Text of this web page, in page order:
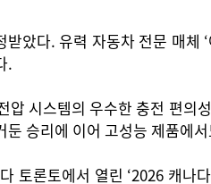
았다. 유력 자동차 전문 매
.
시스템의 우수한 충전 편
승리에 이어 고성능 제품에
론토에서 열린 ‘2026 캐나